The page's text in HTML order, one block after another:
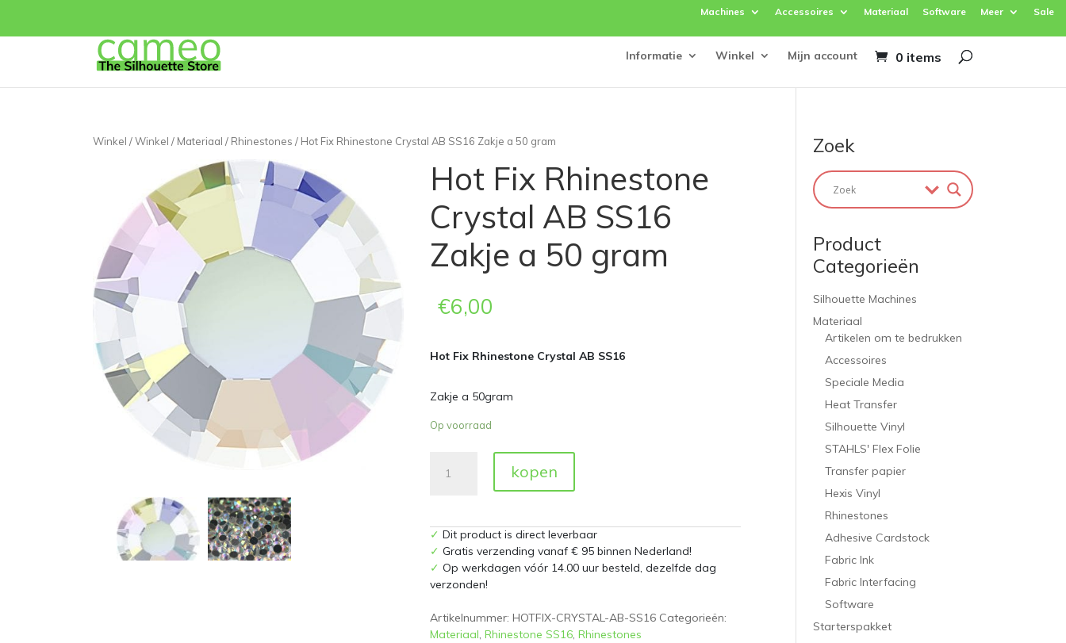
Machines Accessoires Materiaal Software Meer Sale
Informatie Winkel Mijn account 0 items
Winkel /Winkel / Materiaal / Rhinestones / Hot Fix Rhinestone Crystal AB SS16 Zakje a 50 gram
Hot Fix Rhinestone
Crystal AB SS16
Zakje a 50 gram
€6,00
Hot Fix Rhinestone Crystal AB SS16
Zakje a 50gram
Op voorraad
AB
SS16
Zakje
50
aantal
kopen
✓ Dit product is direct leverbaar
✓ Gratis verzending vanaf € 95 binnen Nederland!
✓ Op werkdagen vóór 14.00 uur besteld, dezelfde dag
verzonden!
Artikelnummer: HOTFIX-CRYSTAL-AB-SS16 Categorieën:
Materiaal, Rhinestone SS16, Rhinestones
Zoek
Product
Categorieën
Silhouette Machines
Materiaal
Artikelen om te bedrukken
Accessoires
Speciale Media
Heat Transfer
Silhouette Vinyl
STAHLS' Flex Folie
Transfer papier
Hexis Vinyl
Rhinestones
Adhesive Cardstock
Fabric Ink
Fabric Interfacing
Software
Starterspakket